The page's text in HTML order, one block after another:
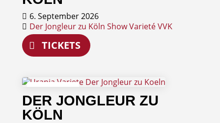
6. September 2026
Der Jongleur zu Köln ShowVarietéVVK
TICKETS
10
September
DER JONGLEUR ZU
KÖLN